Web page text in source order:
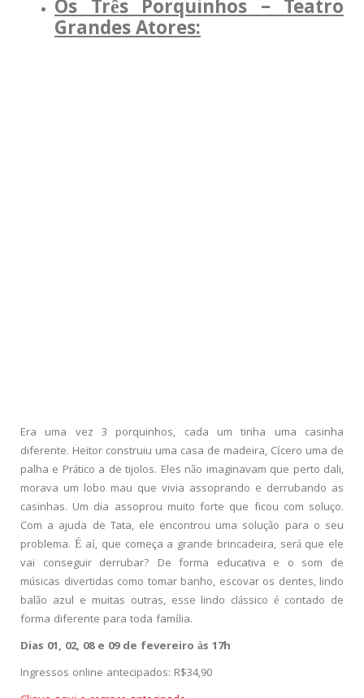
Os Três Porquinhos – Teatro
Grandes Atores:
Era uma vez 3 porquinhos, cada um tinha uma casinha
diferente. Heitor construiu uma casa de madeira, Cícero uma de
palha e Prático a de tijolos. Eles não imaginavam que perto dali,
morava um lobo mau que vivia assoprando e derrubando as
casinhas. Um dia assoprou muito forte que ficou com soluço.
Com a ajuda de Tata, ele encontrou uma solução para o seu
problema. É aí, que começa a grande brincadeira, será que ele
vai conseguir derrubar? De forma educativa e o som de
músicas divertidas como tomar banho, escovar os dentes, lindo
balão azul e muitas outras, esse lindo clássico é contado de
forma diferente para toda família.
Dias 01, 02, 08 e 09 de fevereiro às 17h
Ingressos online antecipados: R$34,90